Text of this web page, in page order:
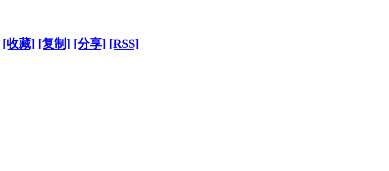
[收藏] [复制] [分享] [RSS]